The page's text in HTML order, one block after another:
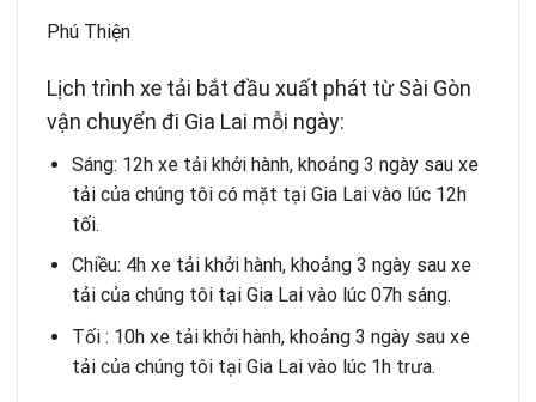
Phú Thiện
Lịch trình xe tải bắt đầu xuất phát từ Sài Gòn
vận chuyển đi Gia Lai mỗi ngày:
Sáng: 12h xe tải khởi hành, khoảng 3 ngày sau xe
tải của chúng tôi có mặt tại Gia Lai vào lúc 12h
tối.
Chiều: 4h xe tải khởi hành, khoảng 3 ngày sau xe
tải của chúng tôi tại Gia Lai vào lúc 07h sáng.
Tối : 10h xe tải khởi hành, khoảng 3 ngày sau xe
tải của chúng tôi tại Gia Lai vào lúc 1h trưa.